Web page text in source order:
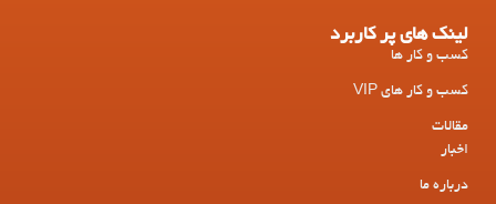
لینک های پر کاربرد
کسب و کار ها
کسب و کار های VIP
مقالات
اخبار
درباره ما